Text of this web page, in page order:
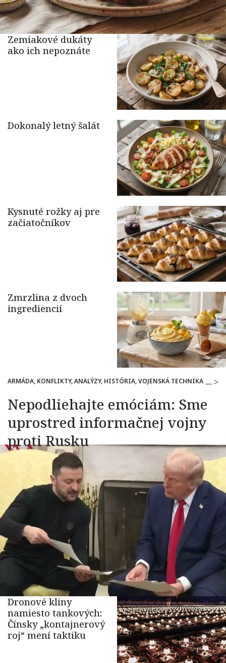
ARMÁDA, KONFLIKTY, ANALÝZY, HISTÓRIA, VOJENSKÁ TECHNIKA